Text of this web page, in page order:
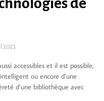
2023
accessibles et il est possible,
ou encore d’une
d’une bibliothèque avec